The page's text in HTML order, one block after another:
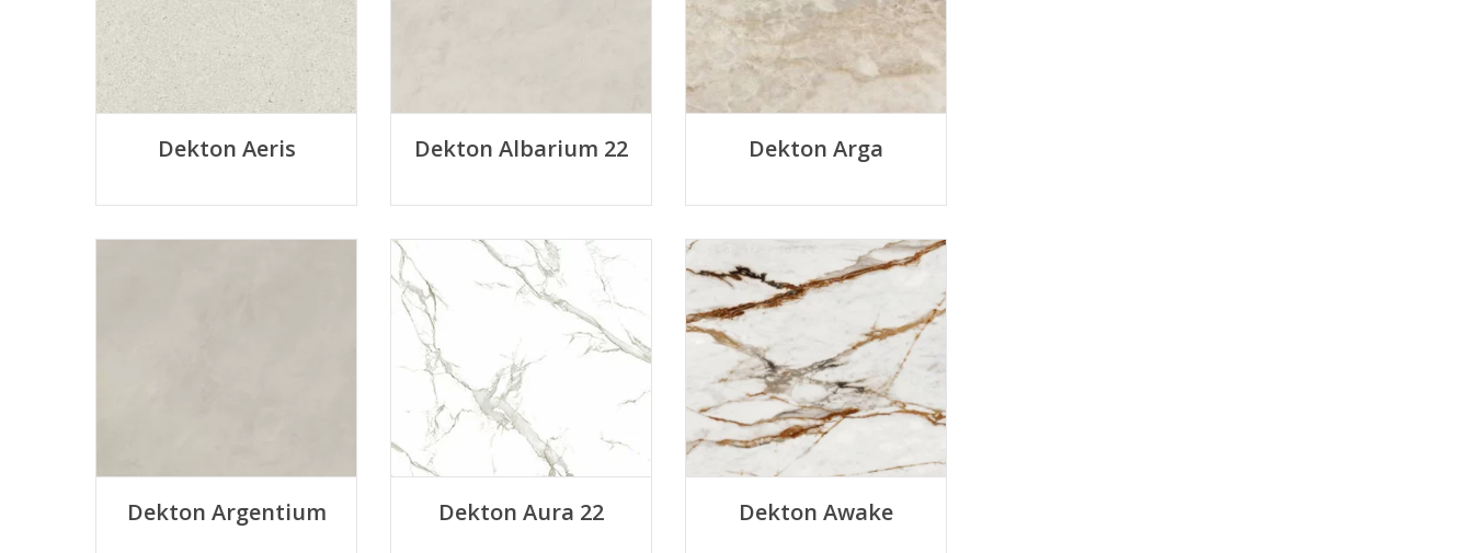
Dekton Aeris Dekton Albarium 22 Dekton Arga
Dekton Argentium Dekton Aura 22 Dekton Awake